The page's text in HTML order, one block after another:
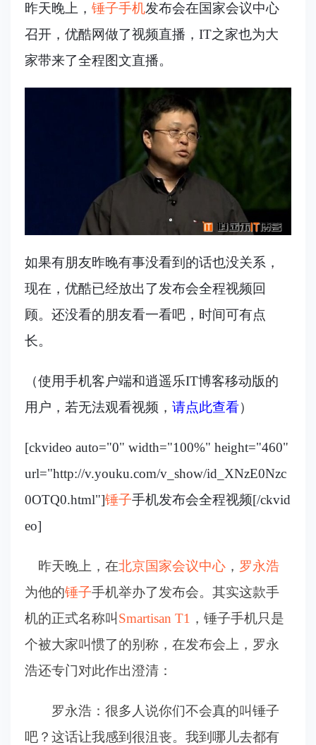
昨天晚上， 锤子手机发布会在国家会议中心
召开，优酷网做了视频直播，IT之家也为大
家带来了全程图文直播。
如果有朋友昨晚有事没看到的话也没关系，
现在，优酷已经放出了发布会全程视频回
顾。还没看的朋友看一看吧，时间可有点
长。
（使用手机客户端和逍遥乐IT博客移动版的
用户，若无法观看视频， 请点此查看）
[ckvideo auto="0" width="100%" height="460"
url="http://v.youku.com/v_show/id_XNzE0Nzc
0OTQ0.html"]锤子手机发布会全程视频[/ckvid
eo]
昨天晚上，在北京国家会议中心 ， 罗永浩
为他的锤子手机举办了发布会。其实这款手
机的正式名称叫 Smartisan T1 ，锤子手机只是
个被大家叫惯了的别称，在发布会上，罗永
浩还专门对此作出澄清：
罗永浩：很多人说你们不会真的叫锤子
吧？这话让我感到很沮丧。我到哪儿去都有